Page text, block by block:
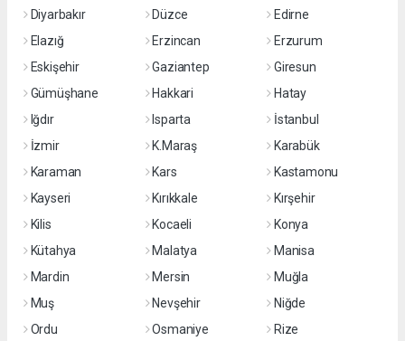
Diyarbakır
Düzce
Edirne
Elazığ
Erzincan
Erzurum
Eskişehir
Gaziantep
Giresun
Gümüşhane
Hakkari
Hatay
Iğdır
Isparta
İstanbul
İzmir
K.Maraş
Karabük
Karaman
Kars
Kastamonu
Kayseri
Kırıkkale
Kırşehir
Kilis
Kocaeli
Konya
Kütahya
Malatya
Manisa
Mardin
Mersin
Muğla
Muş
Nevşehir
Niğde
Ordu
Osmaniye Rize